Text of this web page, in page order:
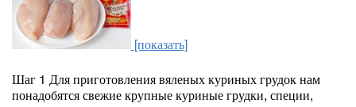
[показать]
Шаг 1 Для приготовления вяленых куриных грудок нам
понадобятся свежие крупные куриные грудки, специи,